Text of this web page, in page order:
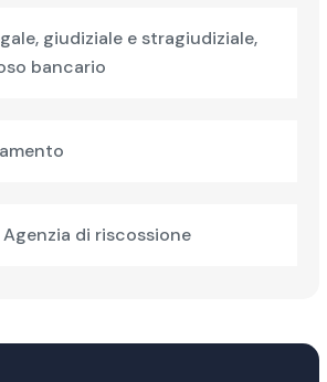
giudiziale e stragiudiziale,
bancario
di riscossione